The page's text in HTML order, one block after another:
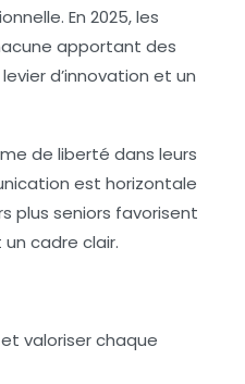
En 2025, les
apportant des
d’innovation et un
de liberté dans leurs
est horizontale
plus seniors favorisent
cadre clair.
valoriser chaque